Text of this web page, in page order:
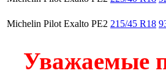
Michelin Pilot Exalto PE2 215/45 R18
Уважаемые